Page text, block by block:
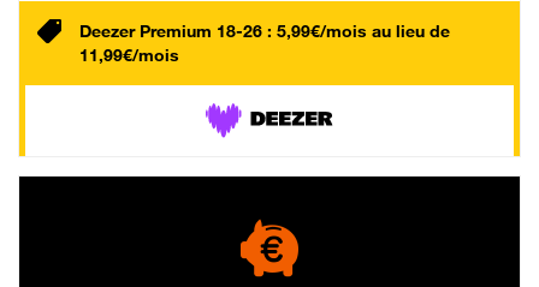
Deezer Premium 18-26 : 5,99€/mois au lieu de
11,99€/mois